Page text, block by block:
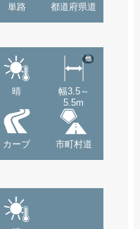
単路 都道府県道
晴
幅3.5～
5.5m
他
カーブ 市町村道